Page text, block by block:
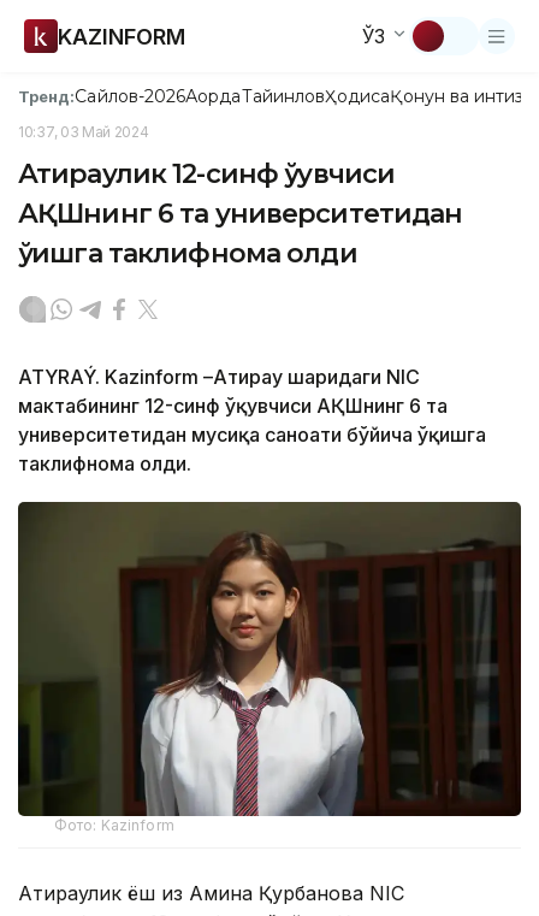
KAZINFORM ЎЗ
Тренд:Сайлов-2026АқордаТайинловҲодисаҚонун ва
10:37, 03 Май 2024
Атираулик 12-синф ўқувчиси
АҚШнинг 6 та университетидан
ўқишга таклифнома олди
ATYRAÝ. Kazinform –Атирау шаҳридаги NIC
мактабининг 12-синф ўқувчиси АҚШнинг 6 та
университетидан мусиқа саноати бўйича ўқишга
таклифнома олди.
Фото: Kazinform
Атираулик ёш қиз Амина Қурбанова NIC